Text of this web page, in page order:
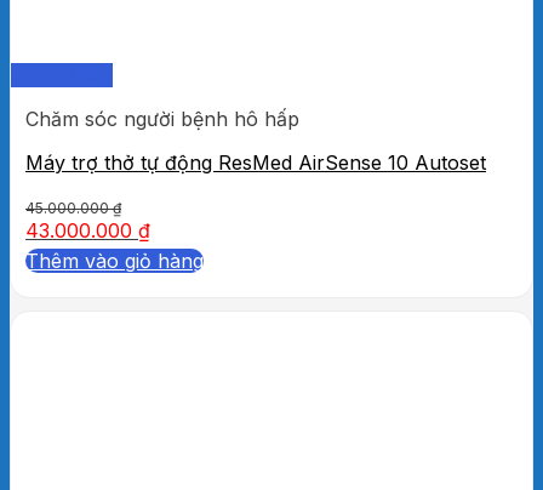
Chăm sóc người bệnh hô hấp
Máy trợ thở tự động ResMed AirSense 10 Autoset
45.000.000₫
43.000.000 ₫
Thêm vào giỏ hàng